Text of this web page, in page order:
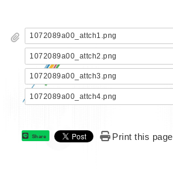
1072089a00_attch1.png
1072089a00_attch2.png
1072089a00_attch3.png
1072089a00_attch4.png
Share Print this page